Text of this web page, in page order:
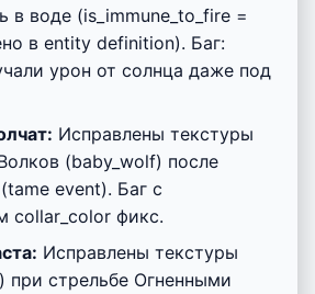
в воде (is_immune_to_fire =
в entity definition). Баг:
урон от солнца даже под
Исправлены текстуры
(baby_wolf) после
event). Баг с
collar_color фикс.
Исправлены текстуры
при стрельбе Огненными